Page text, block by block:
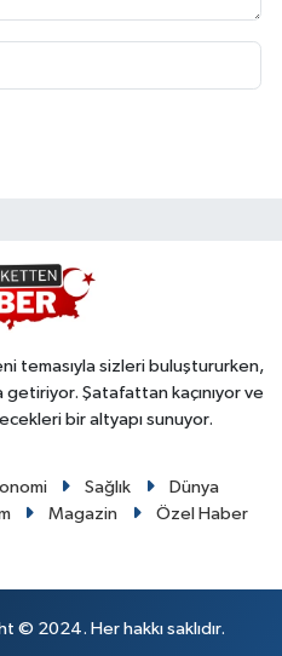
temasıyla sizleri buluştururken,
Şatafattan kaçınıyor ve
bir altyapı sunuyor.
Sağlık
Dünya
Magazin Özel Haber
© 2024. Her hakkı saklıdır.